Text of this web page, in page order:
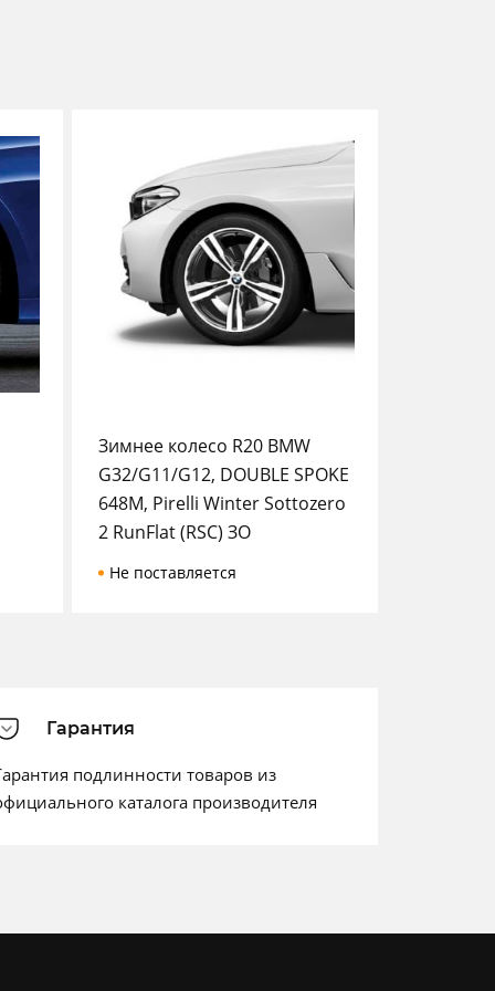
Зимнее колесо R20 BMW
G32/G11/G12, DOUBLE SPOKE
648M, Pirelli Winter Sottozero
2 RunFlat (RSC) ЗО
Не поставляется
Гарантия
подлинности товаров из
каталога производителя